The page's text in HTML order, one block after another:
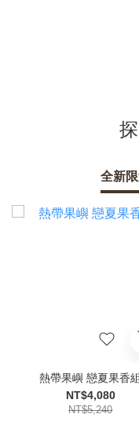
全新
熱帶果嶼 戀夏果香組
NT$4,080
NT$5,240